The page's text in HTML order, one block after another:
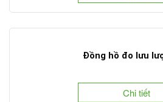
Đồng hồ đo lưu
Chi tiết